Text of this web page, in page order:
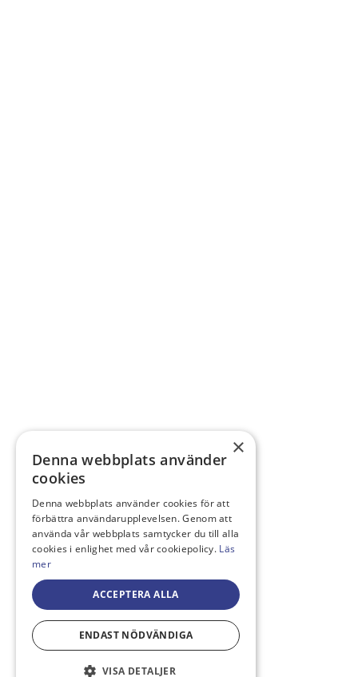
×
Denna webbplats använder
cookies
Denna webbplats använder cookies för att
förbättra användarupplevelsen. Genom att
använda vår webbplats samtycker du till alla
cookies i enlighet med vår cookiepolicy. Läs
mer
ACCEPTERA ALLA
ENDAST NÖDVÄNDIGA
VISA DETALJER